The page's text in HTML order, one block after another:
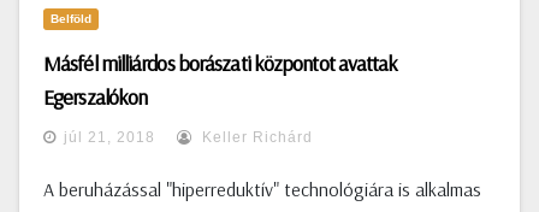
Belföld
Másfél milliárdos borászati központot avattak
Egerszalókon
júl 21, 2018 Keller Richárd
A beruházással "hiperreduktív" technológiára is alkalmas